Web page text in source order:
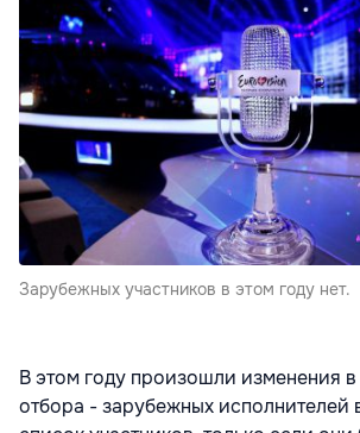
Зарубежных участников в этом году нет.
В этом году произошли изменения
отбора - зарубежных исполнителей